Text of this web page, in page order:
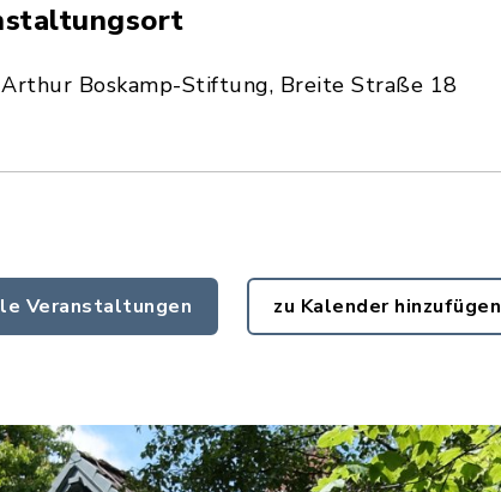
Boskamp-Stiftung, Breite Straße 18
Veranstaltungen zu Kalender hinzufügen